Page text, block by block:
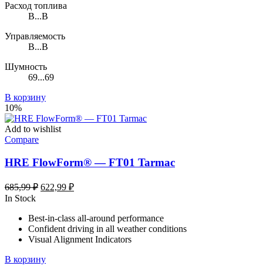
Расход топлива
B...B
Управляемость
B...B
Шумность
69...69
В корзину
10%
Add to wishlist
Compare
HRE FlowForm® — FT01 Tarmac
685,99₽ Первоначальная
685,99 ₽.
622,99 ₽Текущая
In Stock
Best-in-class all-around performance
Confident driving in all weather conditions
Visual Alignment Indicators
В корзину